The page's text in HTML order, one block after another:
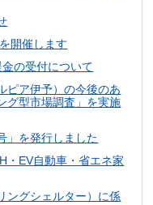
開催します
の受付について
ピア伊予）の今後のあ
グ型市場調査」を実施
を発行しました
・EV自動車・省エネ家
ングシェルター）に係